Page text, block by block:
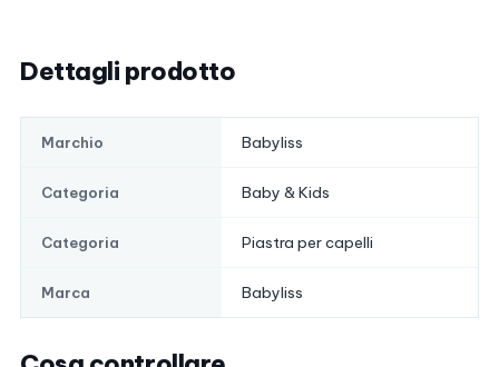
Dettagli prodotto
Marchio Babyliss
Categoria Baby & Kids
Categoria Piastra per capelli
Marca Babyliss